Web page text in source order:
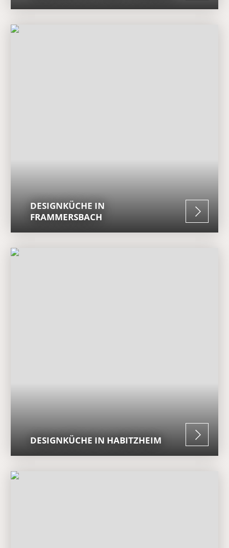
DESIGNKÜCHE IN
FRAMMERSBACH
DESIGNKÜCHE IN HABITZHEIM